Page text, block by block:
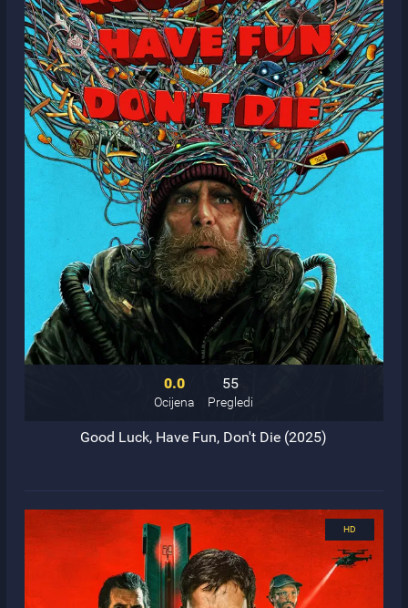
0.0
Ocijena
55
Pregledi
Good Luck, Have Fun, Don't Die (2025)